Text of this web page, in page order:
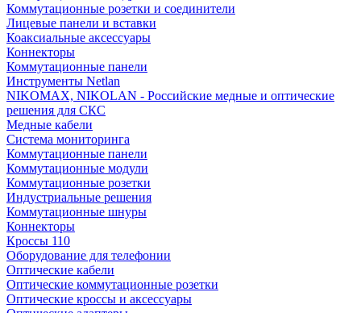
Коммутационные розетки и соединители
Лицевые панели и вставки
Коаксиальные аксессуары
Коннекторы
Коммутационные панели
Инструменты Netlan
NIKOMAX, NIKOLAN - Российские медные и оптические
решения для СКС
Медные кабели
Система мониторинга
Коммутационные панели
Коммутационные модули
Коммутационные розетки
Индустриальные решения
Коммутационные шнуры
Коннекторы
Кроссы 110
Оборудование для телефонии
Оптические кабели
Оптические коммутационные розетки
Оптические кроссы и аксессуары